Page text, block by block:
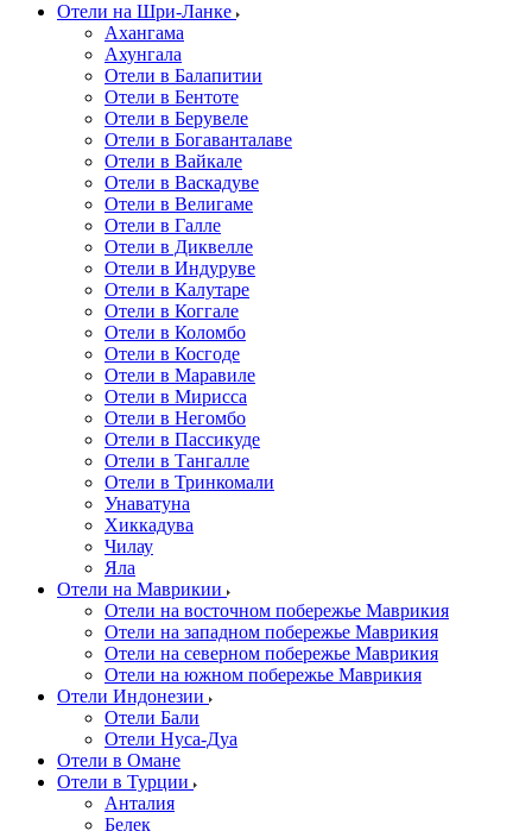
Отели на Шри-Ланке
Ахангама
Ахунгала
Отели в Балапитии
Отели в Бентоте
Отели в Берувеле
Отели в Богаванталаве
Отели в Вайкале
Отели в Васкадуве
Отели в Велигаме
Отели в Галле
Отели в Диквелле
Отели в Индуруве
Отели в Калутаре
Отели в Коггале
Отели в Коломбо
Отели в Косгоде
Отели в Маравиле
Отели в Мирисса
Отели в Негомбо
Отели в Пассикуде
Отели в Тангалле
Отели в Тринкомали
Унаватуна
Хиккадува
Чилау
Яла
Отели на Маврикии
Отели на восточном побережье Маврикия
Отели на западном побережье Маврикия
Отели на северном побережье Маврикия
Отели на южном побережье Маврикия
Отели Индонезии
Отели Бали
Отели Нуса-Дуа
Отели в Омане
Отели в Турции
Анталия
Белек